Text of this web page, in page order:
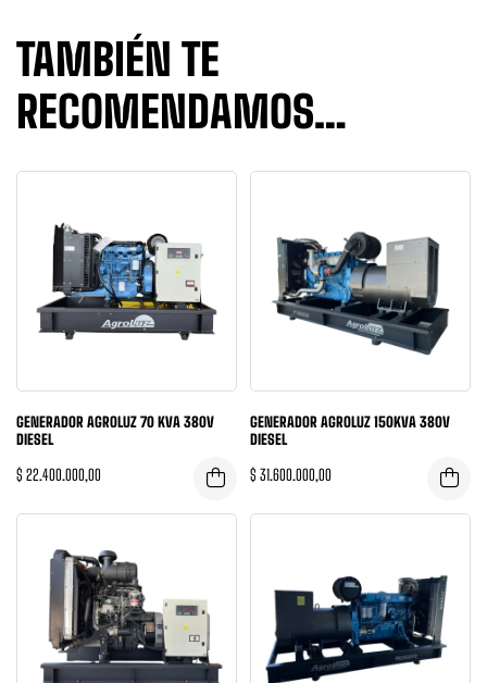
TAMBIÉN TE
RECOMENDAMOS…
GENERADOR AGROLUZ 70 KVA 380V
DIESEL
$ 22.400.000,00
GENERADOR AGROLUZ 150KVA 380V
DIESEL
$ 31.600.000,00